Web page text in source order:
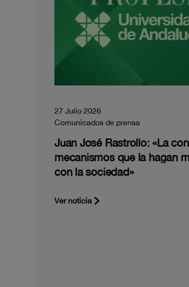
27 Julio 2026
Comunicados de prensa
Juan José Rastrollo: «La
mecanismos que la hagan
con la sociedad»
Ver noticia